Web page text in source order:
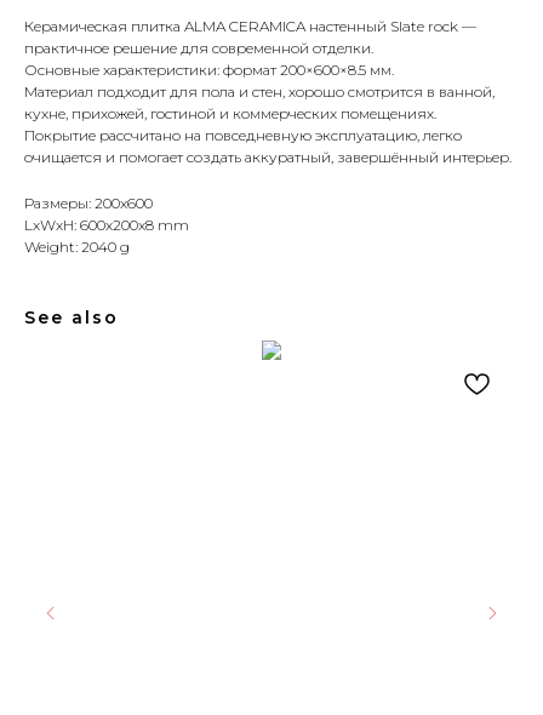
Керамическая плитка ALMA CERAMICA настенный Slate rock —
практичное решение для современной отделки.
Основные характеристики: формат 200×600×8.5 мм.
Материал подходит для пола и стен, хорошо смотрится в ванной,
кухне, прихожей, гостиной и коммерческих помещениях.
Покрытие рассчитано на повседневную эксплуатацию, легко
очищается и помогает создать аккуратный, завершённый интерьер.
Размеры: 200x600
LxWxH: 600x200x8 mm
Weight: 2040 g
See also